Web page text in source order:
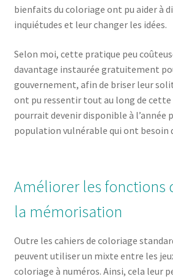
bienfaits du coloriage ont pu aider à
inquiétudes et leur changer les idées.
Selon moi, cette pratique peu
davantage instaurée gratuitement
gouvernement, afin de briser leur
ont pu ressentir tout au long de cette
pourrait devenir disponible à l’année
population vulnérable qui ont besoin
Améliorer les fonctions
la mémorisation
Outre les cahiers de coloriage
peuvent utiliser un mixte entre les
coloriage à numéros. Ainsi, cela leur